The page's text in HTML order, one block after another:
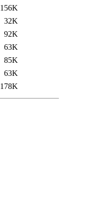
156K
32K
92K
63K
85K
63K
178K